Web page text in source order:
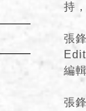
持
張
編
張